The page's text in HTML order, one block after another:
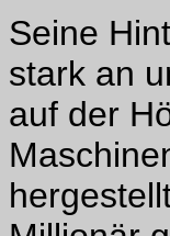
Seine
stark an
auf der